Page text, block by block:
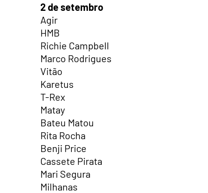
2 de setembro
Agir
HMB
Richie Campbell
Marco Rodrigues
Vitão
Karetus
T-Rex
Matay
Bateu Matou
Rita Rocha
Benji Price
Cassete Pirata
Mari Segura
Milhanas